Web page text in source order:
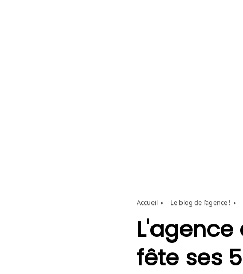
Accueil Le blog de l’agence !
L'agence
fête ses 5